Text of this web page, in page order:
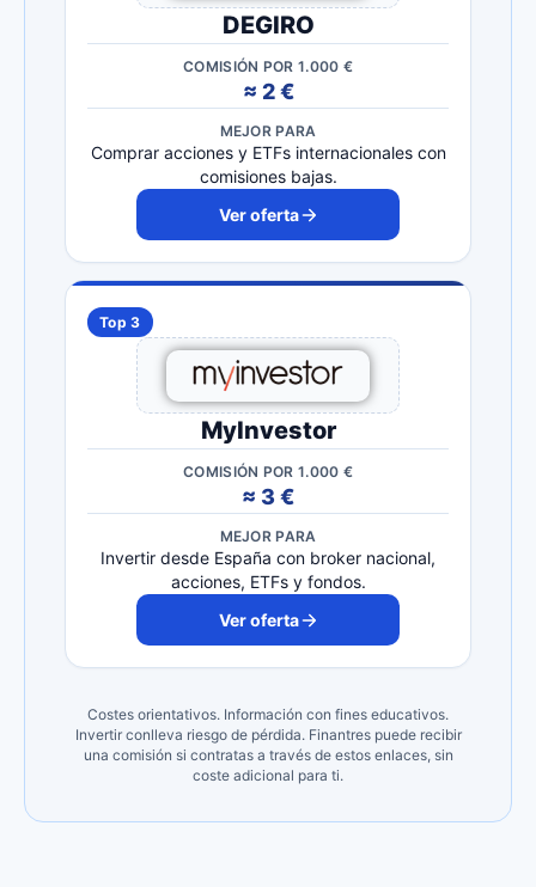
DEGIRO
COMISIÓN POR 1.000 €
≈ 2 €
MEJOR PARA
Comprar acciones y ETFs internacionales con
comisiones bajas.
Ver oferta
Top 3
MyInvestor
COMISIÓN POR 1.000 €
≈ 3 €
MEJOR PARA
Invertir desde España con broker nacional,
acciones, ETFs y fondos.
Ver oferta
Costes orientativos. Información con fines educativos.
Invertir conlleva riesgo de pérdida. Finantres puede recibir
una comisión si contratas a través de estos enlaces, sin
coste adicional para ti.